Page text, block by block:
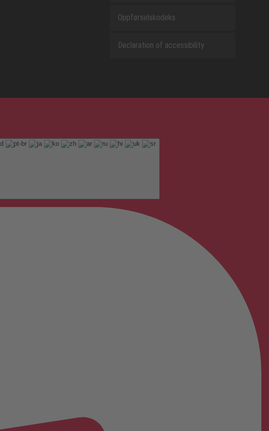
Oppførselskodeks
Declaration of accessibility